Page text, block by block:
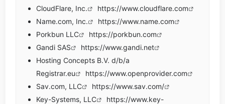
CloudFlare, Inc.
https://www.cloudflare.com
Name.com, Inc.
https://www.name.com
Porkbun LLC
https://porkbun.com
Gandi SAS
https://www.gandi.net
Hosting Concepts B.V. d/b/a
Registrar.eu
https://www.openprovider.com
Sav.com, LLC
https://www.sav.com/
Key-Systems, LLC
https://www.key-